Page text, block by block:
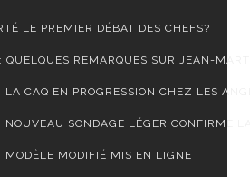
LE PREMIER DÉBAT DES CHEFS?
QUELQUES REMARQUES SUR JEAN-
LA CAQ EN PROGRESSION CHEZ LES
NOUVEAU SONDAGE LÉGER CONFIRME
MODÈLE MODIFIÉ MIS EN LIGNE